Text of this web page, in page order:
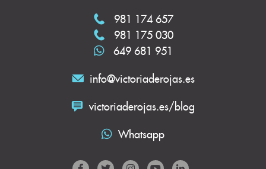
981 174 657
981 175 030
649 681 951
info@victoriaderojas.es
victoriaderojas.es/blog
Whatsapp